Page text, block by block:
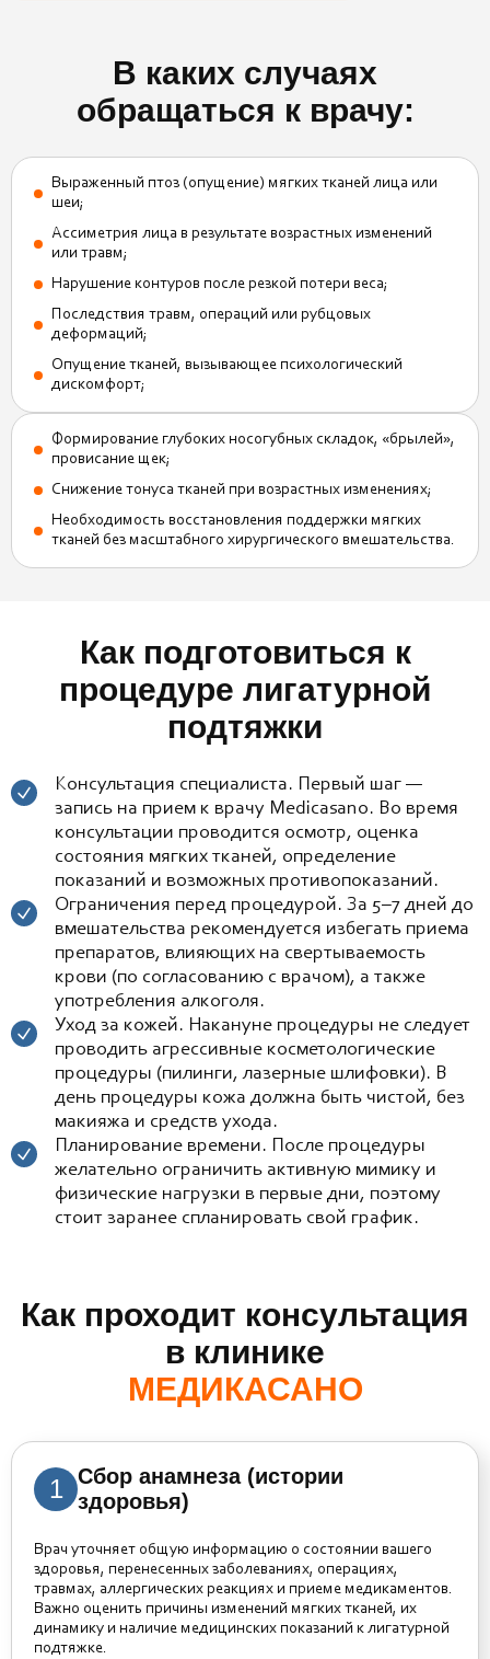
В каких случаях
обращаться к врачу:
Выраженный птоз (опущение) мягких тканей лица или
шеи;
Ассиметрия лица в результате возрастных изменений
или травм;
Нарушение контуров после резкой потери веса;
Последствия травм, операций или рубцовых
деформаций;
Опущение тканей, вызывающее психологический
дискомфорт;
Формирование глубоких носогубных складок, «брылей»,
провисание щек;
Снижение тонуса тканей при возрастных изменениях;
Необходимость восстановления поддержки мягких
тканей без масштабного хирургического вмешательства.
Как подготовиться к
процедуре лигатурной
подтяжки
Консультация специалиста. Первый шаг —
запись на прием к врачу Medicasano. Во время
консультации проводится осмотр, оценка
состояния мягких тканей, определение
показаний и возможных противопоказаний.
Ограничения перед процедурой. За 5–7 дней до
вмешательства рекомендуется избегать приема
препаратов, влияющих на свертываемость
крови (по согласованию с врачом), а также
употребления алкоголя.
Уход за кожей. Накануне процедуры не следует
проводить агрессивные косметологические
процедуры (пилинги, лазерные шлифовки). В
день процедуры кожа должна быть чистой, без
макияжа и средств ухода.
Планирование времени. После процедуры
желательно ограничить активную мимику и
физические нагрузки в первые дни, поэтому
стоит заранее спланировать свой график.
Как проходит консультация
в клинике
МЕДИКАСАНО
1
Сбор анамнеза (истории
здоровья)
Врач уточняет общую информацию о состоянии вашего
здоровья, перенесенных заболеваниях, операциях,
травмах, аллергических реакциях и приеме медикаментов.
Важно оценить причины изменений мягких тканей, их
динамику и наличие медицинских показаний к лигатурной
подтяжке.